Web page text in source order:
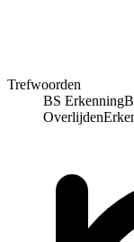
Trefwoorden
BS Erkenning
Overlijden